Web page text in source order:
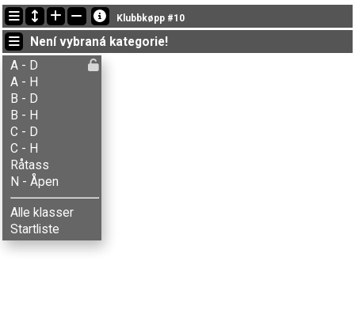
Nejnovější změny
18:41:00: Berit G.H. Skjærbakken (C - Damer) got new status: disq
18:40:57: Ingrid H. Skjærbakken (B - Damer
18:39:39: Svein Godager (B - Herrer) doběhl v čase 37:22 (1)
Klubbkøpp #10
Není vybraná kategorie!
A - D
A - H
B - D
B - H
C - D
C - H
Råtass
N - Åpen
Alle klasser
Startliste